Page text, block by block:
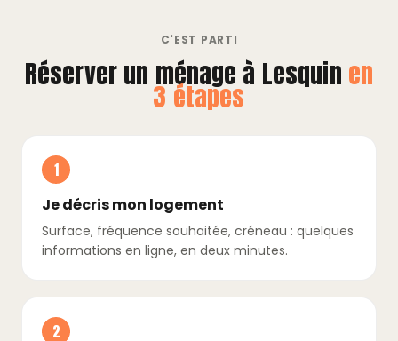
C'EST PARTI
Réserver un ménage à Lesquin en
3 étapes
1
Je décris mon logement
Surface, fréquence souhaitée, créneau : quelques
informations en ligne, en deux minutes.
2